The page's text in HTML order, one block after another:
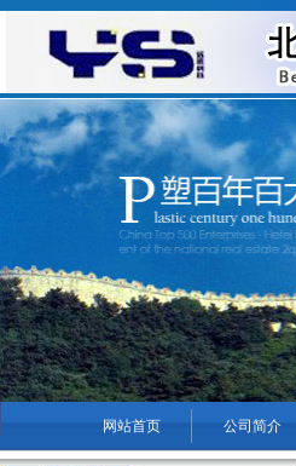
网站首页 公司简介
菜单名称